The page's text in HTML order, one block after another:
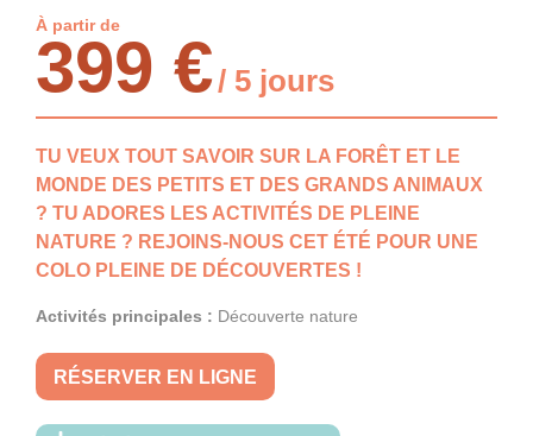
À partir de
399 €/ 5 jours
TU VEUX TOUT SAVOIR SUR LA FORÊT ET LE
MONDE DES PETITS ET DES GRANDS ANIMAUX
? TU ADORES LES ACTIVITÉS DE PLEINE
NATURE ? REJOINS-NOUS CET ÉTÉ POUR UNE
COLO PLEINE DE DÉCOUVERTES !
Activités principales : Découverte nature
RÉSERVER EN LIGNE